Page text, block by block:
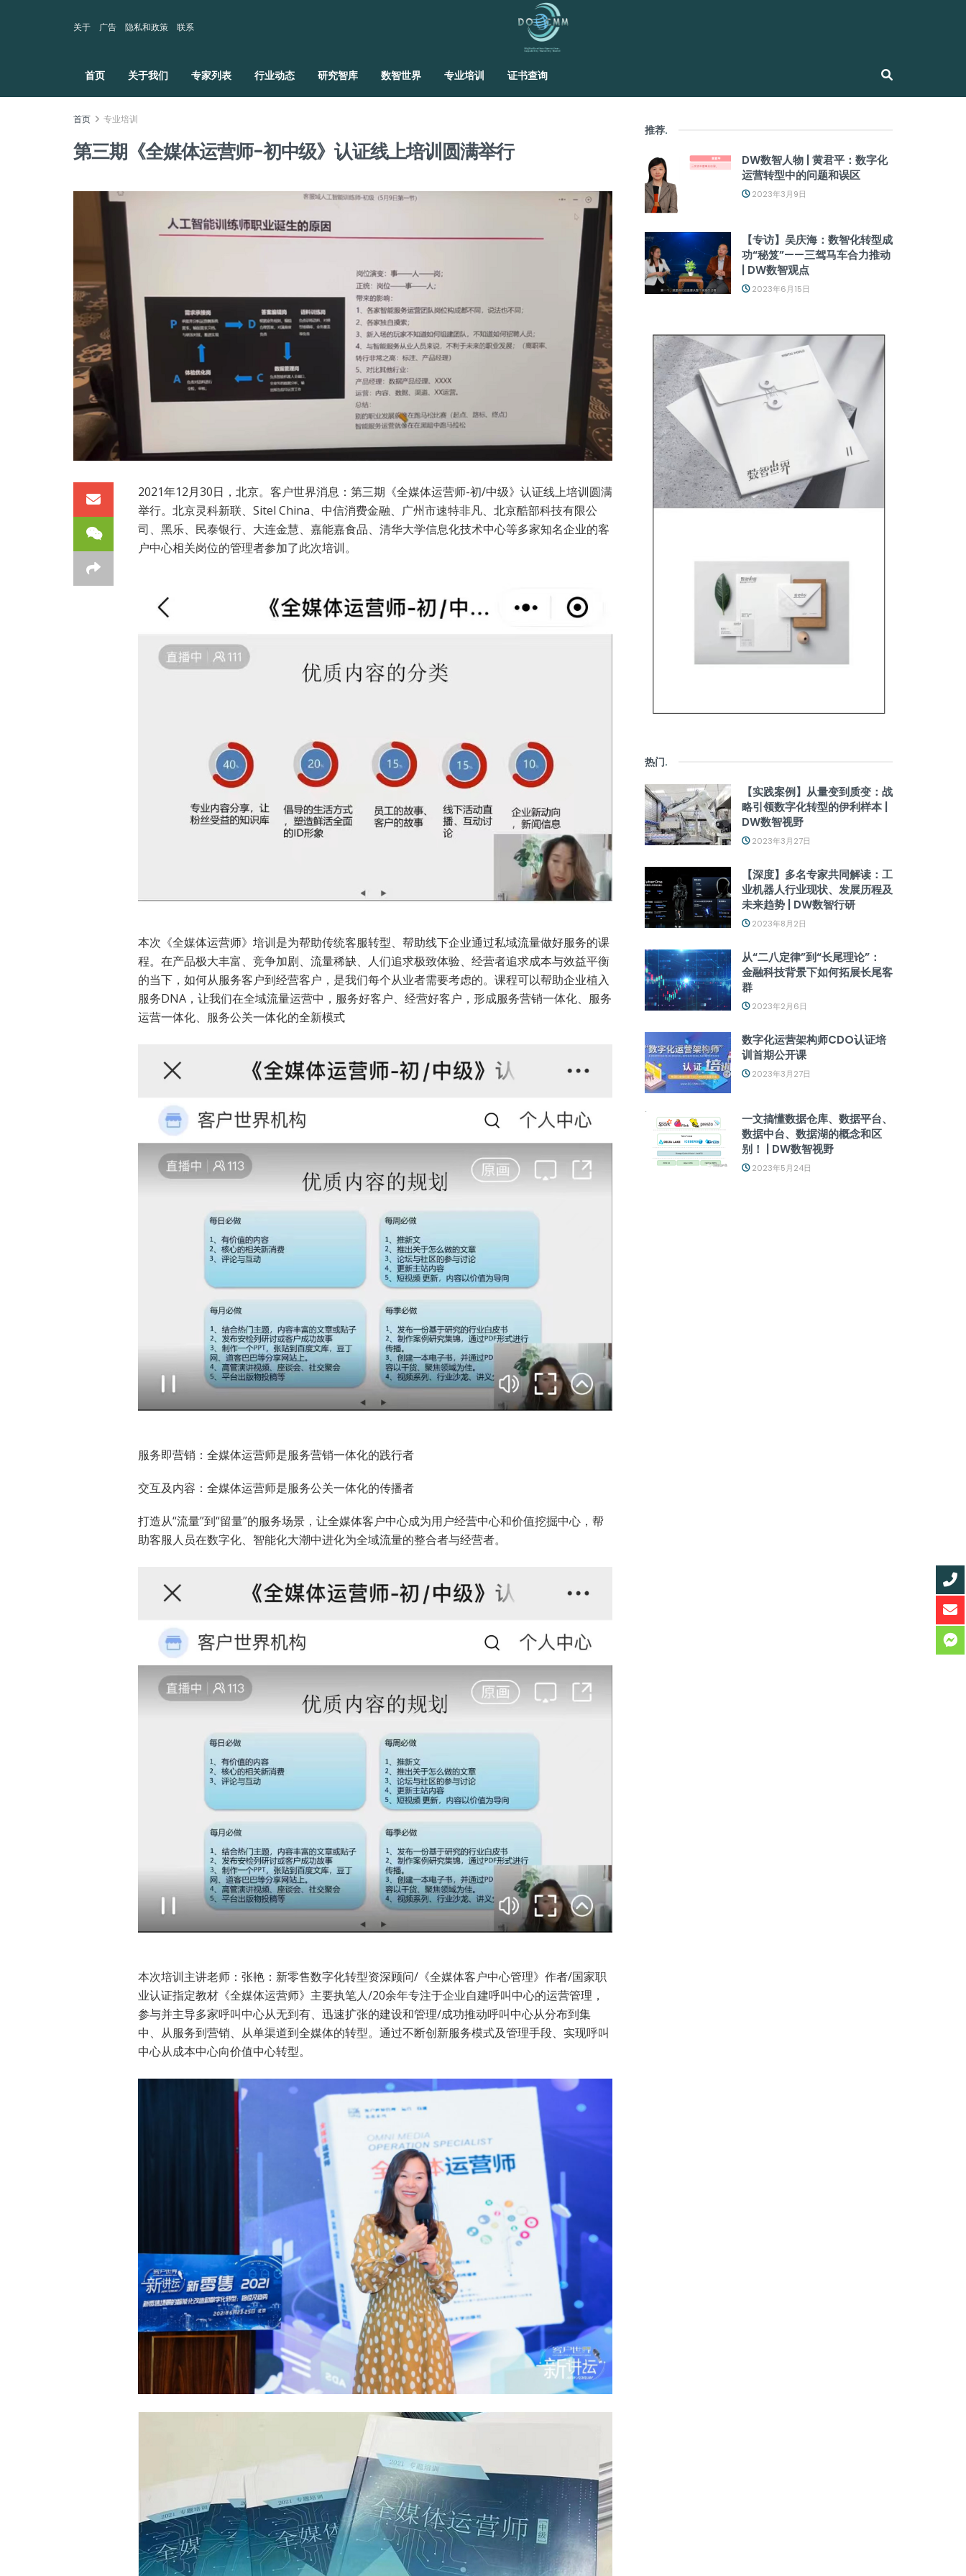
关于 广告 隐私和政策 联系
首页 关于我们 专家列表 行业动态 研究智库 数智世界 专业培训 证书查询
首页 专业培训
第三期《全媒体运营师-初中级》认证线上培训圆满举行
2021年12月30日，北京。客户世界消息：第三期《全媒体运营师-初/中级》认证线上培训圆满
举行。北京灵科新联、Sitel China、中信消费金融、广州市速特非凡、北京酷部科技有限公
司、黑乐、民泰银行、大连金慧、嘉能嘉食品、清华大学信息化技术中心等多家知名企业的客
户中心相关岗位的管理者参加了此次培训。
本次《全媒体运营师》培训是为帮助传统客服转型、帮助线下企业通过私域流量做好服务的课
程。在产品极大丰富、竞争加剧、流量稀缺、人们追求极致体验、经营者追求成本与效益平衡
的当下，如何从服务客户到经营客户，是我们每个从业者需要考虑的。课程可以帮助企业植入
服务DNA，让我们在全域流量运营中，服务好客户、经营好客户，形成服务营销一体化、服务
运营一体化、服务公关一体化的全新模式
服务即营销：全媒体运营师是服务营销一体化的践行者
交互及内容：全媒体运营师是服务公关一体化的传播者
打造从“流量”到“留量”的服务场景，让全媒体客户中心成为用户经营中心和价值挖掘中心，帮
助客服人员在数字化、智能化大潮中进化为全域流量的整合者与经营者。
本次培训主讲老师：张艳：新零售数字化转型资深顾问/《全媒体客户中心管理》作者/国家职
业认证指定教材《全媒体运营师》主要执笔人/20余年专注于企业自建呼叫中心的运营管理，
参与并主导多家呼叫中心从无到有、迅速扩张的建设和管理/成功推动呼叫中心从分布到集
中、从服务到营销、从单渠道到全媒体的转型。通过不断创新服务模式及管理手段、实现呼叫
中心从成本中心向价值中心转型。
推荐.
DW数智人物 | 黄君平：数字化
运营转型中的问题和误区
2023年3月9日
【专访】吴庆海：数智化转型成
功“秘笈”——三驾马车合力推动
| DW数智观点
2023年6月15日
热门.
【实践案例】从量变到质变：战
略引领数字化转型的伊利样本 |
DW数智视野
2023年3月27日
【深度】多名专家共同解读：工
业机器人行业现状、发展历程及
未来趋势 | DW数智行研
2023年8月2日
从“二八定律”到“长尾理论”：
金融科技背景下如何拓展长尾客
群
2023年2月6日
数字化运营架构师CDO认证培
训首期公开课
2023年3月27日
一文搞懂数据仓库、数据平台、
数据中台、数据湖的概念和区
别！ | DW数智视野
2023年5月24日